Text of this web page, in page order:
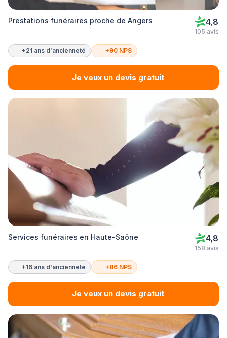
Prestations funéraires proche de Angers 4,8
105 avis
+21 ans d'ancienneté +90 NPS
Je veux un devis gratuit
Services funéraires en Haute-Saône 4,8
158 avis
+16 ans d'ancienneté +86 NPS
Je veux un devis gratuit